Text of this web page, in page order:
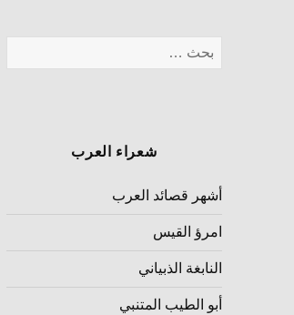
شعراء العرب
أشهر قصائد العرب
امرؤ القيس
النابغة الذبياني
أبو الطيب المتنبي